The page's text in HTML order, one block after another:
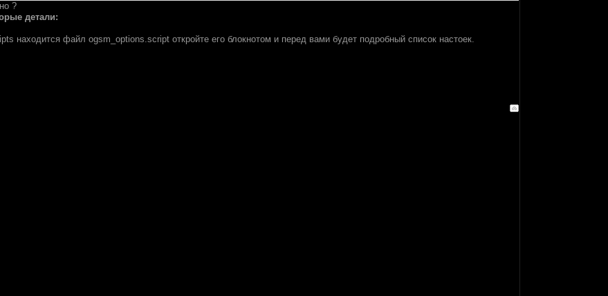
?
детали:
находится файл ogsm_options.script откройте его блокнотом и перед вами будет подробный список настоек.